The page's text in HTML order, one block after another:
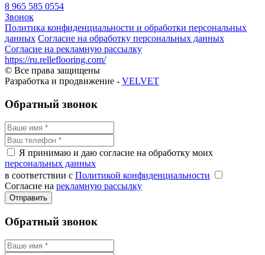
8 965 585 0554
Звонок
Политика конфиденциальности и обработки персональных
данных Согласие на обработку персональных данных
Согласие на рекламную рассылку
https://ru.relleflooring.com/
© Все права защищены
Разработка и продвижение - VELVET
Обратный звонок
Я принимаю и даю согласие на обработку моих
персональных данных
в соответствии с Политикой конфиденциальности
Согласие на рекламную рассылку
Отправить
Обратный звонок